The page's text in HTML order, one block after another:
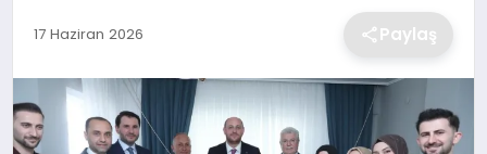
MAGAZİN
TEKNOLOJİ
17 Haziran 2026 Paylaş